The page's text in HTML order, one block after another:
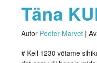
Täna
Autor Peeter Marvet |
# Kell 1230 võtame